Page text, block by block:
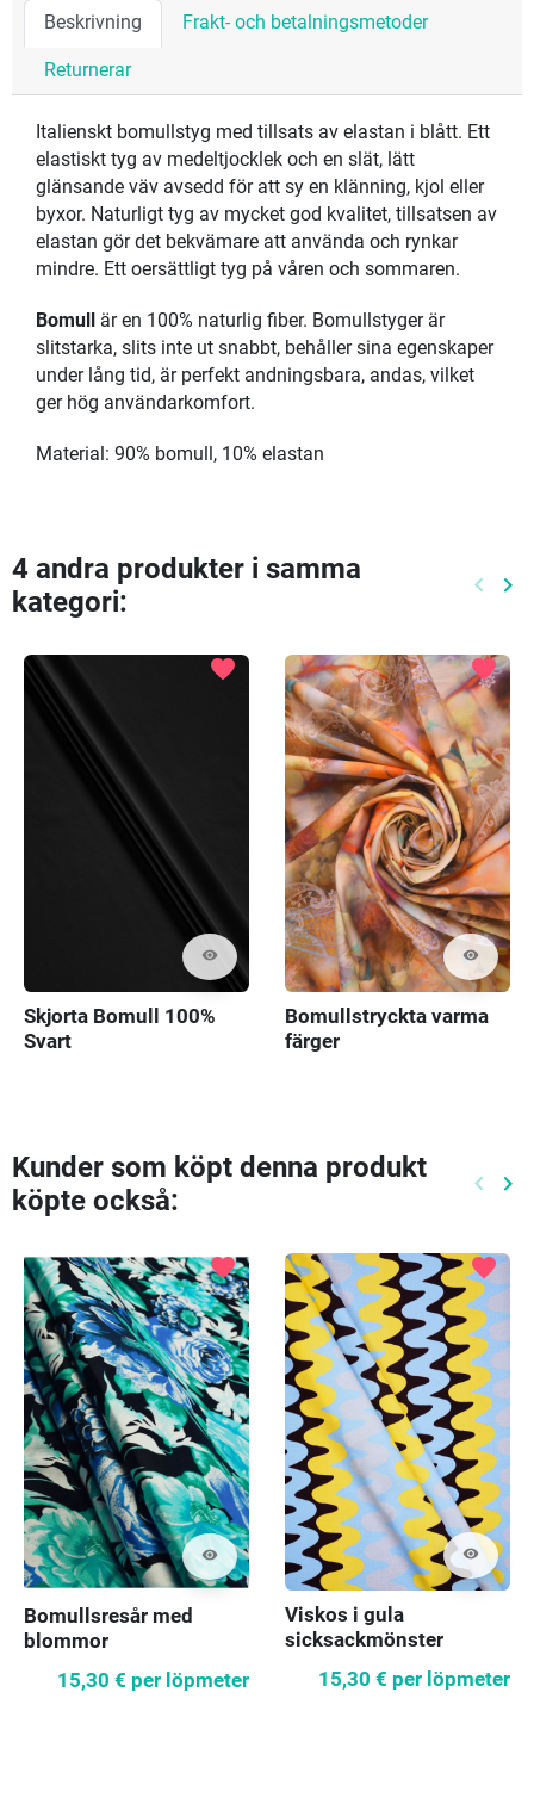
Beskrivning Frakt- och betalningsmetoder
Returnerar
Italienskt bomullstyg med tillsats av elastan i blått. Ett
elastiskt tyg av medeltjocklek och en slät, lätt
glänsande väv avsedd för att sy en klänning, kjol eller
byxor. Naturligt tyg av mycket god kvalitet, tillsatsen av
elastan gör det bekvämare att använda och rynkar
mindre. Ett oersättligt tyg på våren och sommaren.
Bomull
är en 100% naturlig fiber. Bomullstyger är
slitstarka, slits inte ut snabbt, behåller sina egenskaper
under lång tid, är perfekt andningsbara, andas, vilket
ger hög användarkomfort.
Material: 90% bomull, 10% elastan
4 andra produkter i samma
kategori:
keyboard_arrow_left keyboard_arrow_right
visibility
favorite
Skjorta Bomull 100%
Svart
visibility
favorite
Bomullstryckta varma
färger
Kunder som köpt denna produkt
köpte också:
keyboard_arrow_left keyboard_arrow_right
visibility
favorite
Bomullsresår med
blommor
15,30 € per löpmeter
visibility
favorite
Viskos i gula
sicksackmönster
15,30 € per löpmeter